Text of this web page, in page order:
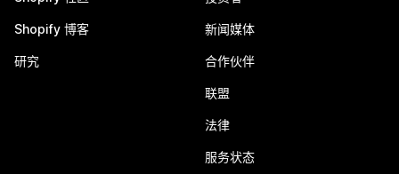
Shopify 博客
研究
新闻媒体
合作伙伴
联盟
法律
服务状态